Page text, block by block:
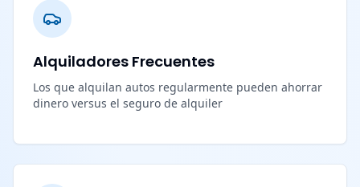
Alquiladores Frecuentes
Los que alquilan autos regularmente pueden ahorrar
dinero versus el seguro de alquiler